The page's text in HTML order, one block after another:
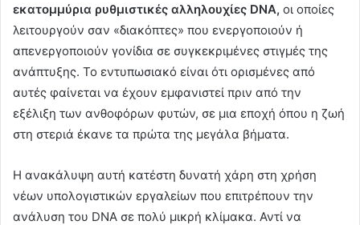
εκατομμύρια ρυθμιστικές αλληλουχίες DNA, οι οποίες
λειτουργούν σαν «διακόπτες» που ενεργοποιούν ή
απενεργοποιούν γονίδια σε συγκεκριμένες στιγμές της
ανάπτυξης. Το εντυπωσιακό είναι ότι ορισμένες από
αυτές φαίνεται να έχουν εμφανιστεί πριν από την
εξέλιξη των ανθοφόρων φυτών, σε μια εποχή όπου η ζωή
στη στεριά έκανε τα πρώτα της μεγάλα βήματα.
Η ανακάλυψη αυτή κατέστη δυνατή χάρη στη χρήση
νέων υπολογιστικών εργαλείων που επιτρέπουν την
ανάλυση του DNA σε πολύ μικρή κλίμακα. Αντί να